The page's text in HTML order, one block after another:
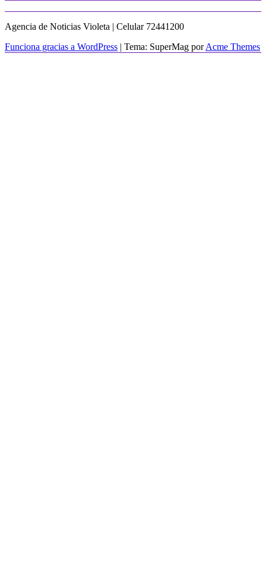
Agencia de Noticias Violeta | Celular 72441200
Funciona gracias a WordPress | Tema: SuperMag porAcme Themes